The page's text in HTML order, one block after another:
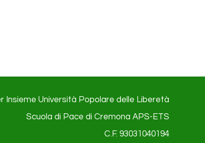
Insieme Università Popolare delle Liberetà
Scuola di Pace di Cremona APS-ETS
C.F. 93031040194